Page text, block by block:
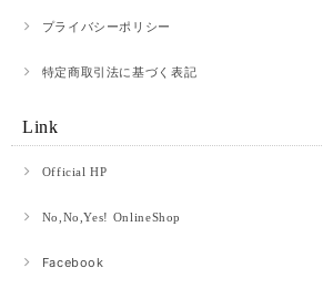
プライバシーポリシー
特定商取引法に基づく表記
Link
Official HP
No,No,Yes! OnlineShop
Facebook